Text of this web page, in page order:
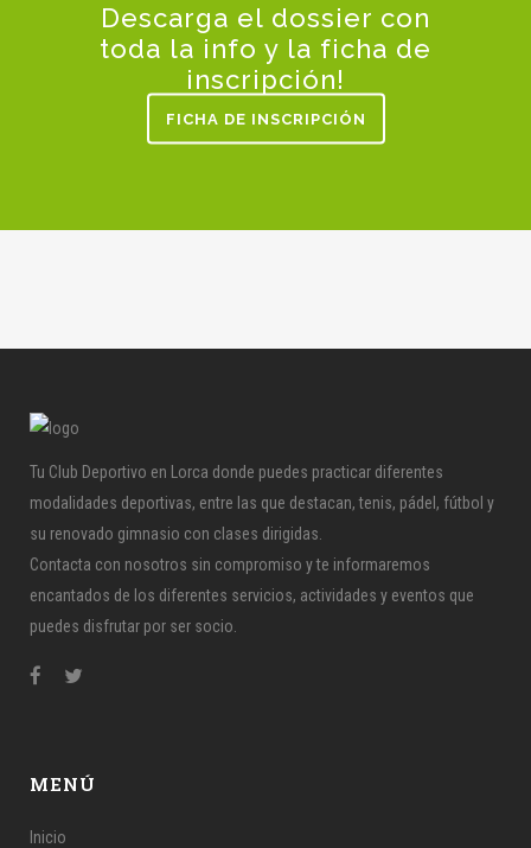
Descarga el dossier con
toda la info y la ficha de
inscripción!
FICHA DE INSCRIPCIÓN
Tu Club Deportivo en Lorca donde puedes practicar diferentes
modalidades deportivas, entre las que destacan, tenis, pádel, fútbol y
su renovado gimnasio con clases dirigidas.
Contacta con nosotros sin compromiso y te informaremos
encantados de los diferentes servicios, actividades y eventos que
puedes disfrutar por ser socio.
MENÚ
Inicio